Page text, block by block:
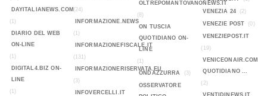
DAYITALIANEWS.COM
(1)
DIARIO DEL WEB
ON-LINE
(1)
DIGITAL4.BIZ ON-
LINE
(1)
(24)
INFORMAZIONE.NEWS
(1)
INFORMAZIONEFISCALE.IT
(131)
INFORMAZIONERISERVATA.EU
(3)
INFOVERCELLI.IT
OLTREPOMANTOVANONEWS.IT
(8)
ON TUSCIA
QUOTIDIANO ON-
LINE
(1)
ONDAZZURRA
(3)
OSSERVATORE
VENEZIA 24 (2)
VENEZIE POST (0)
VENEZIEPOST.IT
(19)
VENICEONAIR.COM
QUOTIDIANO ...
(2)